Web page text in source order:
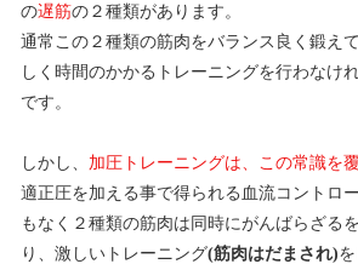
の遅筋の２種類があります。
通常この２種類の筋肉をバランス良く鍛え
しく時間のかかるトレーニングを行わなけ
です。
しかし、 加圧トレーニングは、この常識を覆
適正圧を加える事で得られる血流コントロ
もなく２種類の筋肉は同時にがんばらざる
り、激しいトレーニング(筋肉はだまされ)